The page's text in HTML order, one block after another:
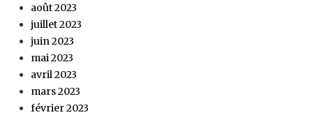
août 2023
juillet 2023
juin 2023
mai 2023
avril 2023
mars 2023
février 2023